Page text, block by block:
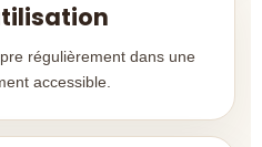
régulièrement dans une
accessible.